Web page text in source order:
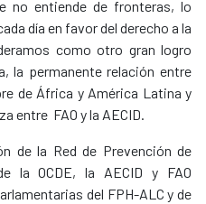
no entiende de fronteras, lo
día en favor del derecho a la
como otro gran logro
la permanente relación entre
de África y América Latina y
entre FAO y la AECID.
de la Red de Prevención de
la OCDE, la AECID y FAO
del FPH-ALC y de